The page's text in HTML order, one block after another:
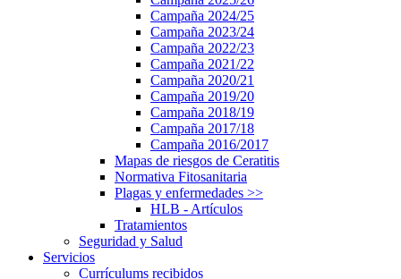
Campaña 2024/25
Campaña 2023/24
Campaña 2022/23
Campaña 2021/22
Campaña 2020/21
Campaña 2019/20
Campaña 2018/19
Campaña 2017/18
Campaña 2016/2017
Mapas de riesgos de Ceratitis
Normativa Fitosanitaria
Plagas y enfermedades >>
HLB - Artículos
Tratamientos
Seguridad y Salud
Servicios
Currículums recibidos